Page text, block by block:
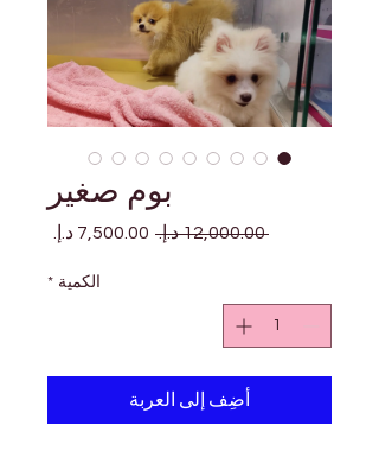
بوم صغير
‏12,000.00 د.إ.‏
سعر
الكمية *
أضِف إلى العربة